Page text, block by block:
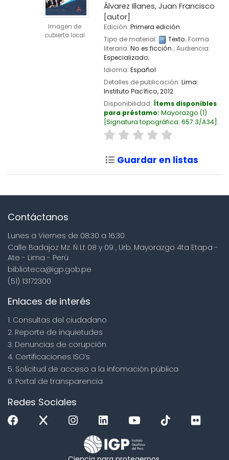
Imagen de
cubierta local
Álvarez Illanes, Juan Francisco
[autor]
Edición: Primera edición
Tipo de material:
Texto; Forma
literaria: No es ficción ; Audiencia:
Especializado;
Idioma: Español
Detalles de publicación: Lima:
Instituto Pacífico,2012
Disponibilidad: Ítems disponibles
para préstamo: Mayorazgo (1)
Signatura topográfica: 657.3/A34 .
Guardar en listas
Contáctanos
Lunes a Viernes de 08:30 a 16:30
Calle Badajoz Mz. Ñ Lt 08 y 09 , Urb. Mayorazgo 4ta Etapa -
Ate - Lima - Perú
biblioteca@igp.gob.pe
(51) 13172300
Enlaces de interés
1. Consultas del ciudadano
2. Reporte de inquietudes
3. Denuncias de corupción
4. Certificaciones ISO’s
5. Solicitud de acceso a la infomación pública
6. Portal de transparencia
Redes Sociales